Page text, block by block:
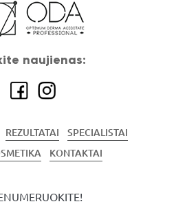
naujienas:
REZULTATAI
SPECIALISTAI
KONTAKTAI